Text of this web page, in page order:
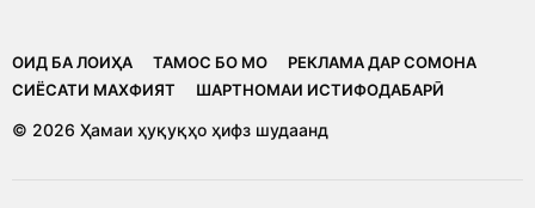
ОИД БА ЛОИҲА ТАМОС БО МО
РЕКЛАМА ДАР СОМОНА
CИЁСАТИ МАХФИЯТ
ШАРТНОМАИ ИСТИФОДАБАРӢ
© 2026 Ҳамаи ҳуқуқҳо ҳифз шудаанд